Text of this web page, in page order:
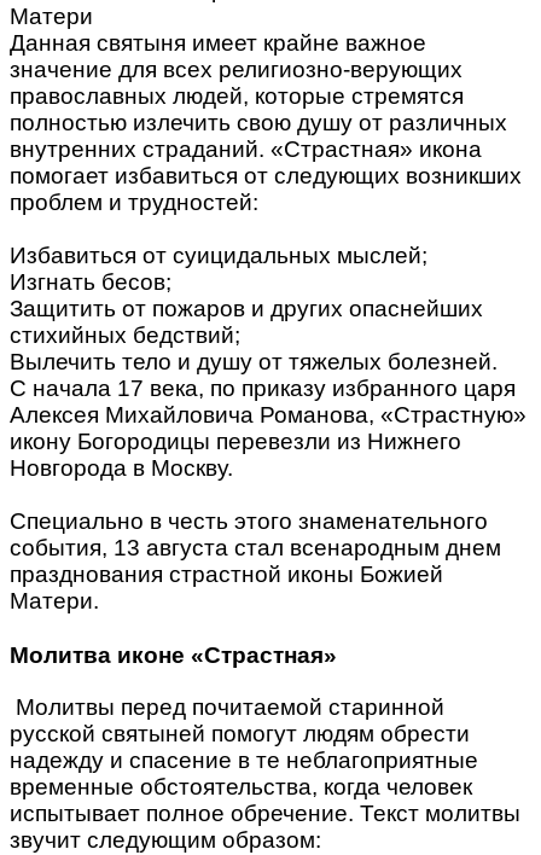
Матери
Данная святыня имеет крайне важное
значение для всех религиозно-верующих
православных людей, которые стремятся
полностью излечить свою душу от различных
внутренних страданий. «Страстная» икона
помогает избавиться от следующих возникших
проблем и трудностей:
Избавиться от суицидальных мыслей;
Изгнать бесов;
Защитить от пожаров и других опаснейших
стихийных бедствий;
Вылечить тело и душу от тяжелых болезней.
С начала 17 века, по приказу избранного царя
Алексея Михайловича Романова, «Страстную»
икону Богородицы перевезли из Нижнего
Новгорода в Москву.
Специально в честь этого знаменательного
события, 13 августа стал всенародным днем
празднования страстной иконы Божией
Матери.
Молитва иконе «Страстная»
Молитвы перед почитаемой старинной
русской святыней помогут людям обрести
надежду и спасение в те неблагоприятные
временные обстоятельства, когда человек
испытывает полное обречение. Текст молитвы
звучит следующим образом: